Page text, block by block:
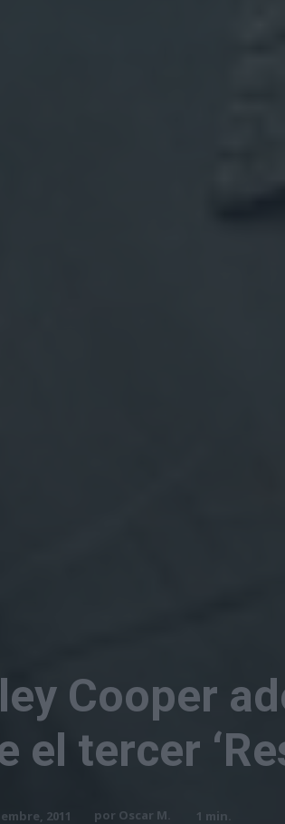
Cooper
el tercer
2011 por Oscar M. 1 min.